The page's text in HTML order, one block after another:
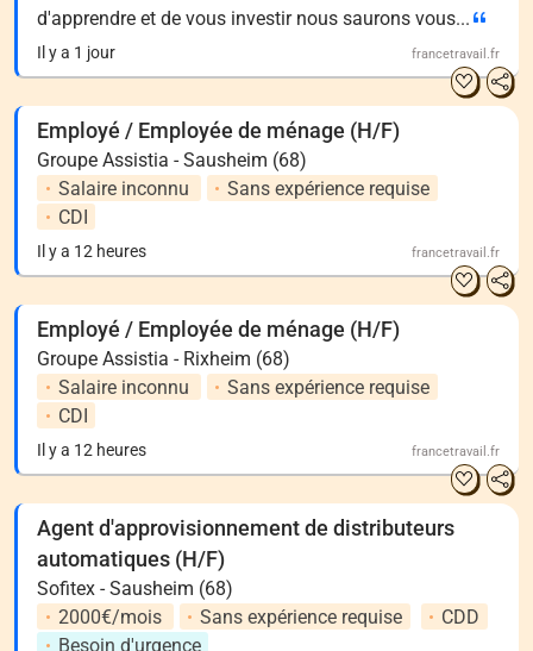
d'apprendre et de vous investir nous saurons vous...
Il y a 1 jour francetravail.fr
Employé / Employée de ménage (H/F)
Groupe Assistia - Sausheim (68)
Salaire inconnu
Sans expérience requise
CDI
Il y a 12 heures francetravail.fr
Employé / Employée de ménage (H/F)
Groupe Assistia - Rixheim (68)
Salaire inconnu
Sans expérience requise
CDI
Il y a 12 heures francetravail.fr
Agent d'approvisionnement de distributeurs
automatiques (H/F)
Sofitex - Sausheim (68)
2000€/mois
Sans expérience requise
CDD
Besoin d'urgence